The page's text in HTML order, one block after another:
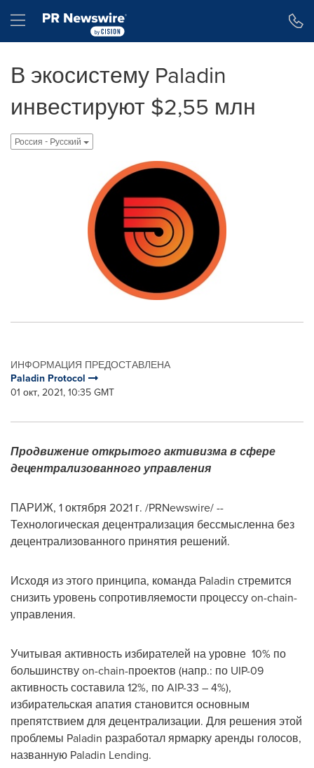
Hamburger menu
В экосистему Paladin
инвестируют $2,55 млн
Россия - Pусский
ИНФОРМАЦИЯ ПРЕДОСТАВЛЕНА
Paladin Protocol
01 окт, 2021, 10:35 GMT
Продвижение открытого активизма в сфере
децентрализованного управления
ПАРИЖ, 1 октября 2021 г. /PRNewswire/ --
Технологическая децентрализация бессмысленна без
децентрализованного принятия решений.
Исходя из этого принципа, команда Paladin стремится
снизить уровень сопротивляемости процессу on-chain-
управления.
Учитывая активность избирателей на уровне 10% по
большинству on-chain-проектов (напр.: по UIP-09
активность составила 12%, по AIP-33 – 4%),
избирательская апатия становится основным
препятствием для децентрализации. Для решения этой
проблемы Paladin разработал ярмарку аренды голосов,
названную Paladin Lending.